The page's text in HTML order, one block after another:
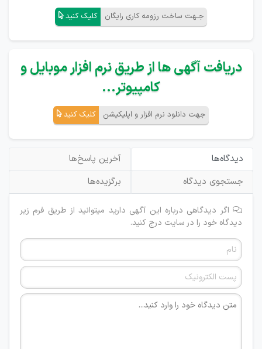
جـهت ساخت رزومه کاری رایگان کلیک کنید
دریافت آگهی ها از طریق نرم افزار موبایل و
کامپیوتر...
جهت دانلود نرم افزار و اپلیکیشن کلیک کنید
دیدگاه‌ها
آخرین پاسخ‌ها
جستجوی دیدگاه
برگزیده‌ها
اگر دیدگاهی درباره این آگهی دارید میتوانید از طریق فرم زیر
دیدگاه خود را در سایت درج کنید.